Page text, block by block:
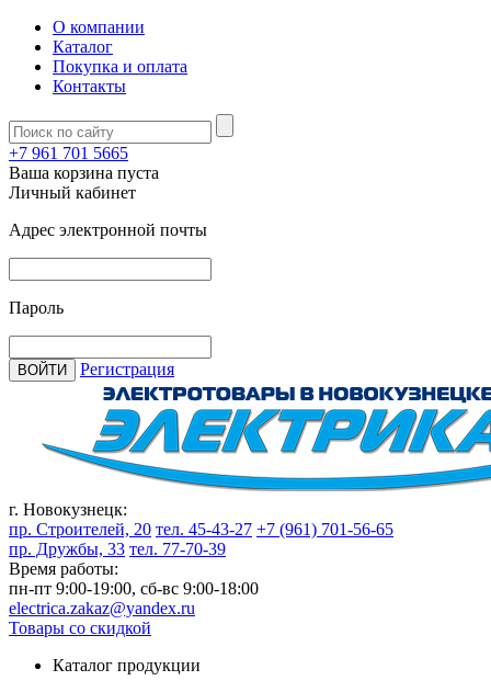
О компании
Каталог
Покупка и оплата
Контакты
+7 961 701 5665
Ваша корзина пуста
Личный кабинет
Адрес электронной почты
Пароль
ВОЙТИ Регистрация
г. Новокузнецк:
пр. Строителей, 20 тел. 45-43-27 +7 (961) 701-56-65
пр. Дружбы, 33 тел. 77-70-39
Время работы:
пн-пт 9:00-19:00, сб-вс 9:00-18:00
electrica.zakaz@yandex.ru
Товары со скидкой
Каталог продукции